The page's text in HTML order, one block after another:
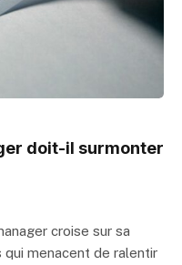
doit-il surmonter
croise sur sa
menacent de ralentir